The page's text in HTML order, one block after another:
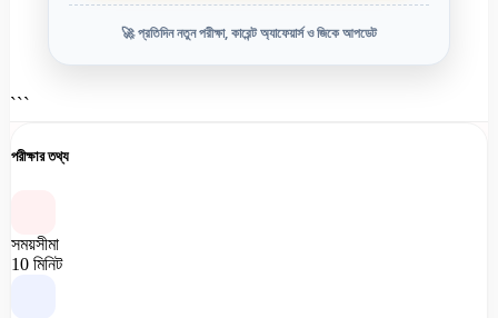
🚀 প্রতিদিন নতুন পরীক্ষা, কারেন্ট অ্যাফেয়ার্স ও জিকে আপডেট
```
পরীক্ষার তথ্য
সময়সীমা
10 মিনিট